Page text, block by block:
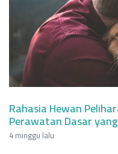
Rahasia Hewan
Perawatan Dasar
4 minggu lalu